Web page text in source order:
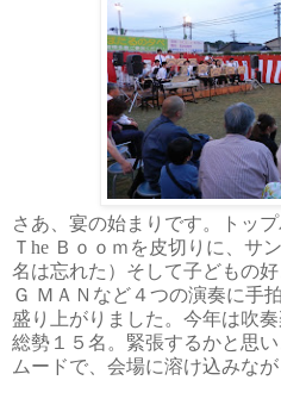
さあ、宴の始まりです。トッ
Ｔhe Ｂｏｏｍ を皮切りに、サ
名は忘れた）そして子どもの
Ｇ ＭＡ Ｎ など４つの演奏に手
盛り上がりました。今年は吹
総勢１５ 名。緊張するかと思
ムードで、会場に溶け込みな